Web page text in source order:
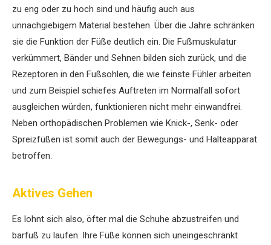
zu eng oder zu hoch sind und häufig auch aus
unnachgiebigem Material bestehen. Über die Jahre schränken
sie die Funktion der Füße deutlich ein. Die Fußmuskulatur
verkümmert, Bänder und Sehnen bilden sich zurück, und die
Rezeptoren in den Fußsohlen, die wie feinste Fühler arbeiten
und zum Beispiel schiefes Auftreten im Normalfall sofort
ausgleichen würden, funktionieren nicht mehr einwandfrei.
Neben orthopädischen ­Problemen wie Knick-, Senk- oder
Spreizfüßen ist somit auch der Bewegungs- und Halteapparat
betroffen.
Aktives Gehen
Es lohnt sich also, öfter mal die Schuhe abzustreifen und
barfuß zu laufen. Ihre Füße können sich uneingeschränkt